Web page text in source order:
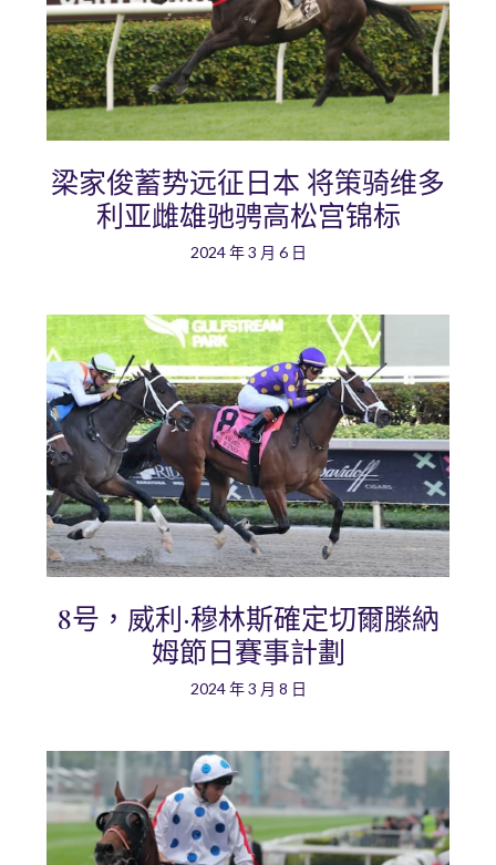
梁家俊蓄势远征日本 将策骑维多
利亚雌雄驰骋高松宫锦标
2024 年 3 月 6 日
8号，威利·穆林斯確定切爾滕納
姆節日賽事計劃
2024 年 3 月 8 日